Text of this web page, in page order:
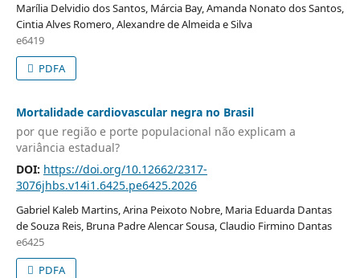
Marília Delvidio dos Santos, Márcia Bay, Amanda Nonato dos Santos,
Cintia Alves Romero, Alexandre de Almeida e Silva
e6419
PDFA
Mortalidade cardiovascular negra no Brasil
por que região e porte populacional não explicam a
variância estadual?
DOI: https://doi.org/10.12662/2317-
3076jhbs.v14i1.6425.pe6425.2026
Gabriel Kaleb Martins, Arina Peixoto Nobre, Maria Eduarda Dantas
de Souza Reis, Bruna Padre Alencar Sousa, Claudio Firmino Dantas
e6425
PDFA